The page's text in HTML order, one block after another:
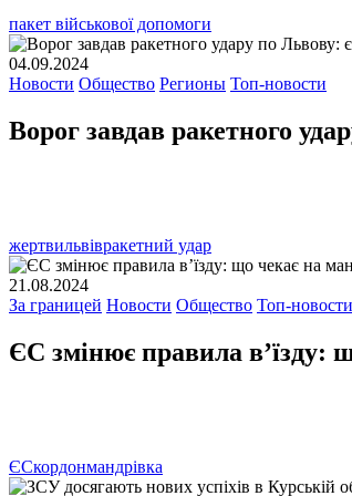
пакет військової допомоги
04.09.2024
Новости Общество Регионы Топ-новости
Ворог завдав ракетного
жертвильвівракетний удар
21.08.2024
За границей Новости Общество Топ-новости
ЄС змінює правила в’їзду:
ЄСкордонмандрівка